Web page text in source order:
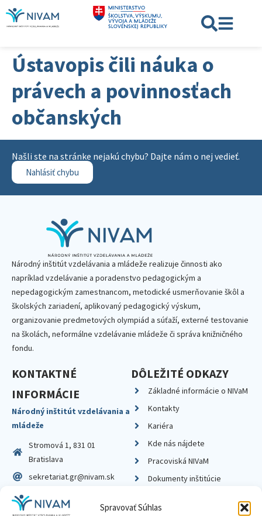
Spravovať Súhlas
Ústavopis čili náuka o
právech a povinnosťach
občanských
Našli ste na stránke nejakú chybu? Dajte nám o nej vedieť.
Nahlásiť chybu
Národný inštitút vzdelávania a mládeže realizuje činnosti ako
napríklad vzdelávanie a poradenstvo pedagogickým a
nepedagogickým zamestnancom, metodické usmerňovanie škôl a
školských zariadení, aplikovaný pedagogický výskum,
organizovanie predmetových olympiád a súťaží, externé testovanie
na školách, neformálne vzdelávanie mládeže či správa knižničného
fondu.
KONTAKTNÉ
INFORMÁCIE
Národný inštitút vzdelávania a
mládeže
Stromová 1, 831 01
Bratislava
sekretariat.gr@nivam.sk
IČO: 00164348
DIČ: 2020798714
DÔLEŽITÉ ODKAZY
Základné informácie o NIVaM
Kontakty
Kariéra
Kde nás nájdete
Pracoviská NIVaM
Dokumenty inštitúcie